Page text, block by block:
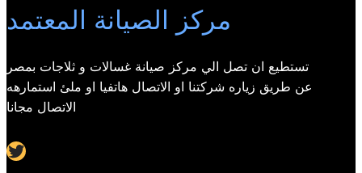
مركز الصيانة المعتمد
تستطيع ان تصل الي مركز صيانة غسالات و ثلاجات بمصر
عن طريق زياره شركتنا او الاتصال هاتفيا او ملئ استمارهه
الاتصال مجانا
Twitter